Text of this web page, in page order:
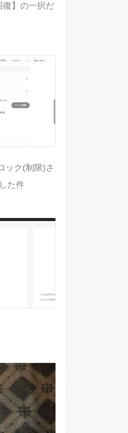
復】の一択だ
ック(制限)さ
た件